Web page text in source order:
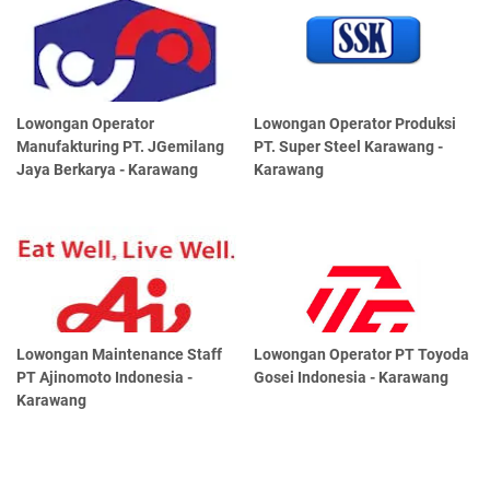
Lowongan Operator
Manufakturing PT. JGemilang
Jaya Berkarya - Karawang
Lowongan Operator Produksi
PT. Super Steel Karawang -
Karawang
Lowongan Maintenance Staff
PT Ajinomoto Indonesia -
Karawang
Lowongan Operator PT Toyoda
Gosei Indonesia - Karawang